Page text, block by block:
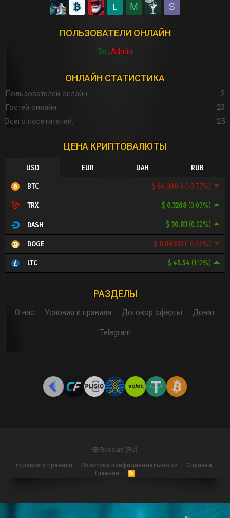
M
S
ПОЛЬЗОВАТЕЛИ ОНЛАЙН
Bot Admin
ОНЛАЙН СТАТИСТИКА
Пользователей онлайн
2
Гостей онлайн
23
Всего посетителей
25
ЦЕНА КРИПТОВАЛЮТЫ
USD EUR UAH RUB
$ 64,300.4 (-0.77%)
BTC
$ 0.3268 (0.03%)
TRX
$ 30.83(0.02%)
DASH
$ 0.06923(-0.86%)
DOGE
$ 45.54 (1.12%)
LTC
РАЗДЕЛЫ
О нас Условия и правила Договор оферты Донат
Telegram
Russian (RU)
Условия и правила Политика конфиденциальности
Справка
Главная
R